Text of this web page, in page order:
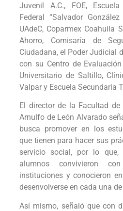
Juvenil A.C., FOE,
Federal “Salvador
UAdeC, Coparmex Coahuila
Ahorro, Comisaría de
Ciudadana, el Poder Judicial
con su Centro de
Universitario de Saltillo,
Valpar y Escuela Secundaria
El director de la Facultad de
Arnulfo de León Alvarado
busca promover en los
que tienen para hacer sus
servicio social, por lo
alumnos convivieron
instituciones y conocieron
desenvolverse en cada una
Así mismo, señaló que con